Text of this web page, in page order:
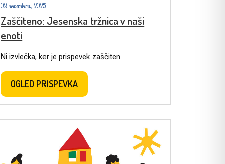
03 novembra, 2025
Zaščiteno: Jesenska tržnica v naši
enoti
Ni izvlečka, ker je prispevek zaščiten.
OGLED PRISPEVKA